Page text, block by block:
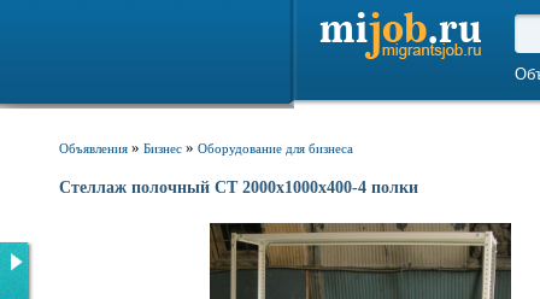
Объявления » Бизнес » Оборудование для бизнеса
Стеллаж полочный СТ 2000х1000х400-4 полки